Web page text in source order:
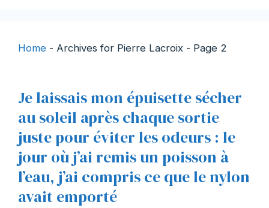
Home - Archives for Pierre Lacroix - Page 2
Je laissais mon épuisette sécher
au soleil après chaque sortie
juste pour éviter les odeurs : le
jour où j’ai remis un poisson à
l’eau, j’ai compris ce que le nylon
avait emporté